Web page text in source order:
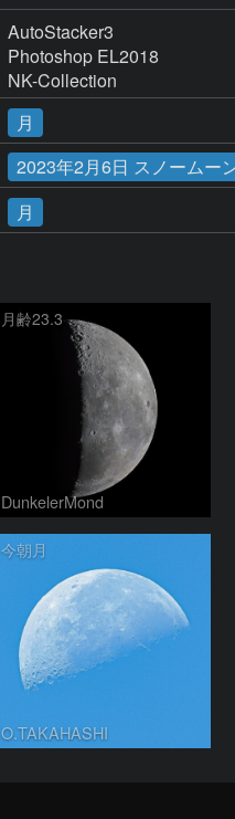
AutoStacker3
Photoshop EL2018
NK-Collection
月
2023年2月6日 スノームー
月
月齢23.3
DunkelerMond
今朝月
O.TAKAHASHI